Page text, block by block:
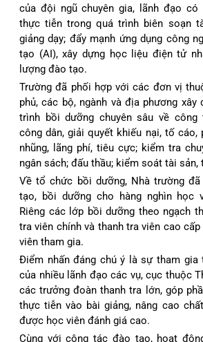
của đội ngũ chuyên gia, lãnh đạo có
thực tiễn trong quá trình biên soạn
giảng dạy; đẩy mạnh ứng dụng công
tạo (AI), xây dựng học liệu điện tử
lượng đào tạo.
Trường đã phối hợp với các đơn vị
phủ, các bộ, ngành và địa phương xây
trình bồi dưỡng chuyên sâu về
công dân, giải quyết khiếu nại, tố cáo,
nhũng, lãng phí, tiêu cực; kiểm tra
ngân sách; đấu thầu; kiểm soát tài sản,
Về tổ chức bồi dưỡng, Nhà trường
tạo, bồi dưỡng cho hàng nghìn học
Riêng các lớp bồi dưỡng theo ngạch
tra viên chính và thanh tra viên cao
viên tham gia.
Điểm nhấn đáng chú ý là sự tham gia
của nhiều lãnh đạo các vụ, cục thuộc
các trưởng đoàn thanh tra lớn, góp
thực tiễn vào bài giảng, nâng cao
được học viên đánh giá cao.
Cùng với công tác đào tạo, hoạt